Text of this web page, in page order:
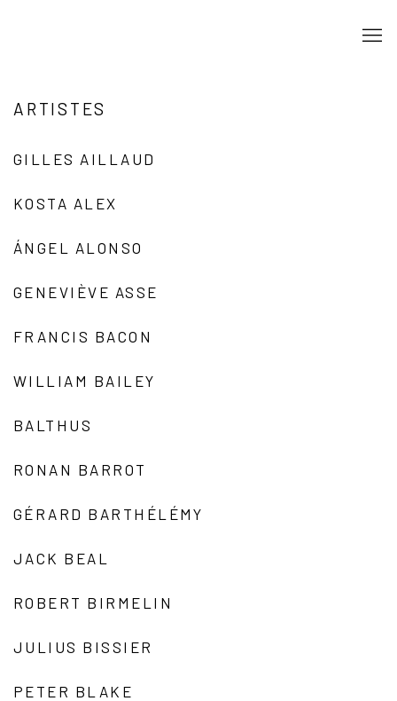
ARTISTES
GILLES AILLAUD
KOSTA ALEX
ÁNGEL ALONSO
GENEVIÈVE ASSE
FRANCIS BACON
WILLIAM BAILEY
BALTHUS
RONAN BARROT
GÉRARD BARTHÉLÉMY
JACK BEAL
ROBERT BIRMELIN
JULIUS BISSIER
PETER BLAKE